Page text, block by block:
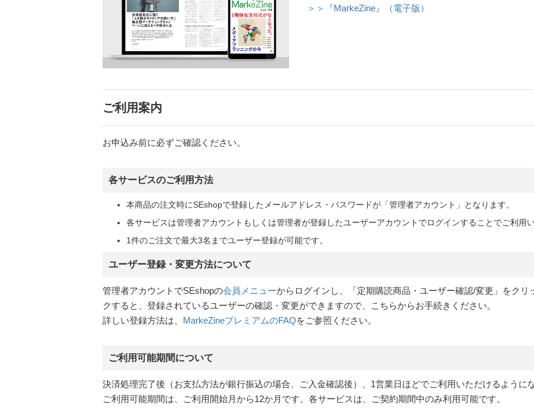
＞＞『MarkeZine』（電子版）
ご利用案内
お申込み前に必ずご確認ください。
各サービスのご利用方法
本商品の注文時にSEshopで登録したメールアドレス・パスワードが「管理者アカウント」となります。
各サービスは管理者アカウントもしくは管理者が登録したユーザーアカウントでログインすることでご利用い
1件のご注文で最大3名までユーザー登録が可能です。
ユーザー登録・変更方法について
管理者アカウントでSEshopの会員メニューからログインし、「定期購読商品・ユーザー確認/変更」をクリ
クすると、登録されているユーザーの確認・変更ができますので、こちらからお手続きください。
詳しい登録方法は、 MarkeZineプレミアムのFAQをご参照ください。
ご利用可能期間について
決済処理完了後（お支払方法が銀行振込の場合、ご入金確認後）、1営業日ほどでご利用いただけるように
ご利用可能期間は、ご利用開始月から12か月です。各サービスは、ご契約期間中のみ利用可能です。